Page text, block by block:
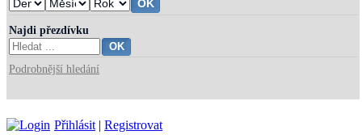
Najdi přezdívku
Podrobnější hledání
Přihlásit | Registrovat